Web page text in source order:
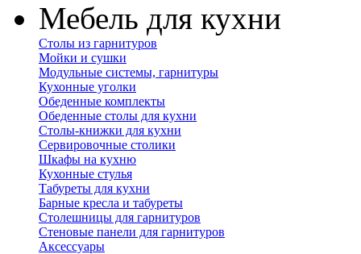
Мебель для кухни
Столы из гарнитуров
Мойки и сушки
Модульные системы, гарнитуры
Кухонные уголки
Обеденные комплекты
Обеденные столы для кухни
Столы-книжки для кухни
Сервировочные столики
Шкафы на кухню
Кухонные стулья
Табуреты для кухни
Барные кресла и табуреты
Столешницы для гарнитуров
Стеновые панели для гарнитуров
Аксессуары